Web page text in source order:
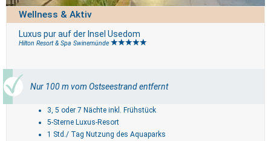
Wellness & Aktiv
Luxus pur auf der Insel Usedom
Hilton Resort & Spa Swinemünde
Nur 100 m vom Ostseestrand entfernt
3, 5 oder 7 Nächte inkl. Frühstück
5-Sterne Luxus-Resort
1 Std./ Tag Nutzung des Aquaparks